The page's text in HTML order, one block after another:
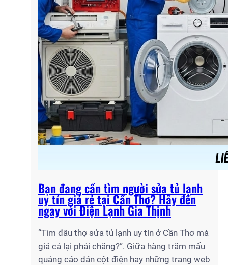
Bạn đang cần tìm người sửa tủ lạnh
uy tín giá rẻ tại Cần Thơ? Hãy đến
ngay với Điện Lạnh Gia Thịnh
“Tìm đâu thợ sửa tủ lạnh uy tín ở Cần Thơ mà
giá cả lại phải chăng?”. Giữa hàng trăm mẩu
quảng cáo dán cột điện hay những trang web